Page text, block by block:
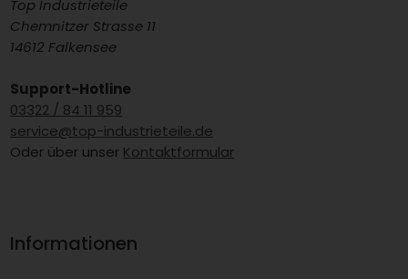
Top Industrieteile
Chemnitzer Strasse 11
14612 Falkensee
Support-Hotline
03322 / 84 11 959
service@top-industrieteile.de
Oder über unser Kontaktformular
Informationen